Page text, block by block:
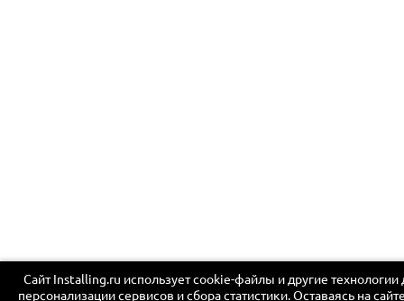
Сайт Installing.ru использует cookie-файлы и другие технологии
персонализации сервисов и сбора статистики. Оставаясь на